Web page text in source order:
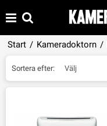
Start / Kameradoktorn /
Sortera efter: Välj